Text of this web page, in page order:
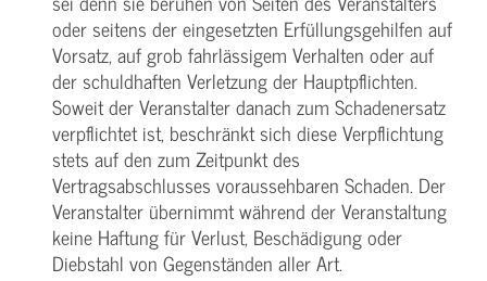
oder seitens der eingesetzten Erfüllungsgehilfen auf
Vorsatz, auf grob fahrlässigem Verhalten oder auf
der schuldhaften Verletzung der Hauptpflichten.
Soweit der Veranstalter danach zum Schadenersatz
verpflichtet ist, beschränkt sich diese Verpflichtung
stets auf den zum Zeitpunkt des
Vertragsabschlusses voraussehbaren Schaden. Der
Veranstalter übernimmt während der Veranstaltung
keine Haftung für Verlust, Beschädigung oder
Diebstahl von Gegenständen aller Art.